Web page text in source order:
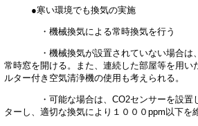
●寒い環境でも換気の実施
・機械換気による常時換気を行う
・機械換気が設置されていない場合は、
常時窓を開ける。また、連続した部屋等を用い
ルター付き空気清浄機の使用も考えられる。
・可能な場合は、CO2センサーを設置し
ターし、適切な換気により１０００ppm以下を